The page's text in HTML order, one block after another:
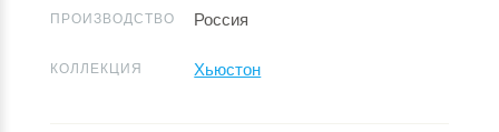
ПРОИЗВОДСТВО Россия
КОЛЛЕКЦИЯ Хьюстон